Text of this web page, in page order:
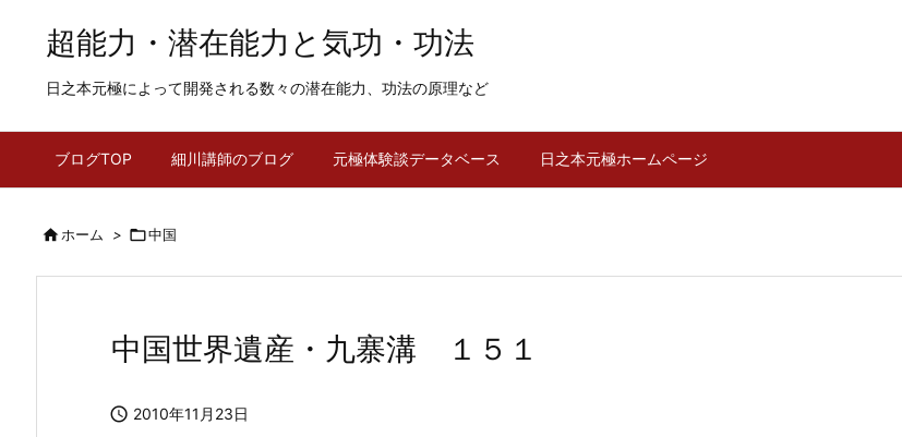
超能力・潜在能力と気功・功法
日之本元極によって開発される数々の潜在能力、功法の原理など
ブログTOP 細川講師のブログ 元極体験談データベース 日之本元極ホームページ
ホーム > 中国
中国世界遺産・九寨溝 １５１
 2010年11月23日